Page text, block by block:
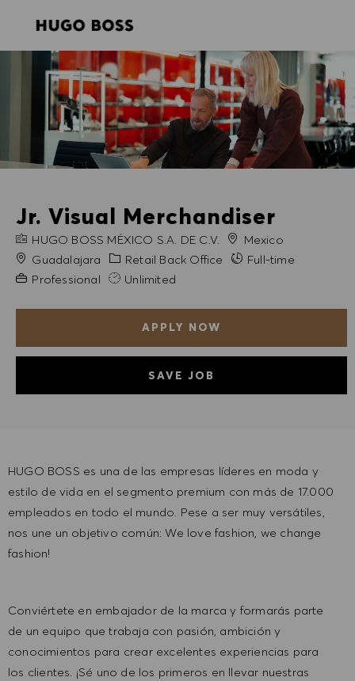
Jr. Visual Merchandiser
COMPANY NAME
HUGO BOSS MÉXICO S.A. DE C.V.
Mexico
CityGuadalajara Category
Retail Back Office
Full-time
Experience Required
Professional Unlimited
APPLY NOW
SAVE JOB
HUGO BOSS es una de las empresas líderes en moda y
estilo de vida en el segmento premium con más de 17.000
empleados en todo el mundo. Pese a ser muy versátiles,
nos une un objetivo común: We love fashion, we change
fashion!
Conviértete en embajador de la marca y formarás parte
de un equipo que trabaja con pasión, ambición y
conocimientos para crear excelentes experiencias para
los clientes. ¡Sé uno de los primeros en llevar nuestras